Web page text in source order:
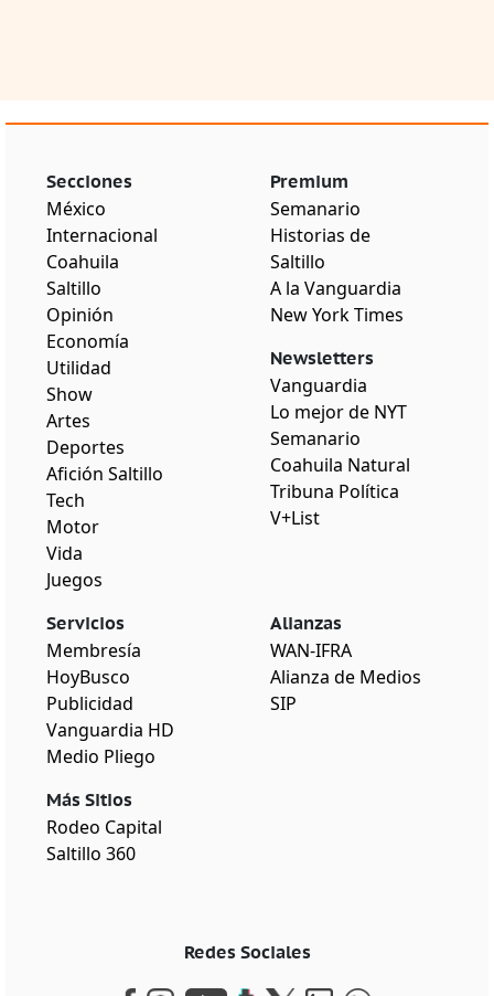
Secciones
México
Internacional
Coahuila
Saltillo
Opinión
Economía
Utilidad
Show
Artes
Deportes
Afición Saltillo
Tech
Motor
Vida
Juegos
Premium
Semanario
Historias de
Saltillo
A la Vanguardia
New York Times
Newsletters
Vanguardia
Lo mejor de NYT
Semanario
Coahuila Natural
Tribuna Política
V+List
Servicios
Membresía
HoyBusco
Publicidad
Vanguardia HD
Medio Pliego
Más Sitios
Rodeo Capital
Saltillo 360
Alianzas
WAN-IFRA
Alianza de Medios
SIP
Redes Sociales